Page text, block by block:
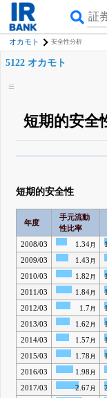
オカモト 安全性分析
5122 オカモト
短期的安全
登録すると永久
短期的安全性
年度
手元流動
性比率
2008/03
1.34月
2009/03 1.43 月
2010/03 1.82 月
2011/03 1.84月
2012/03 1.7 月
2013/03 1.62 月
2014/03 1.57 月
2015/03 1.78 月
2016/03 1.98 月
2017/03 2.67 月